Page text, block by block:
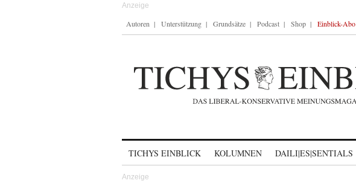
Autoren Unterstützung Grundsätze Podcast Shop Einblick-Abo
TICHYS EINBLICK KOLUMNEN DAILI|ES|SENTIALS